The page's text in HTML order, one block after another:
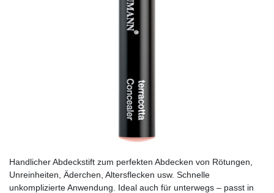
Handlicher Abdeckstift zum perfekten Abdecken von Rötungen,
Unreinheiten, Äderchen, Altersflecken usw. Schnelle
unkomplizierte Anwendung. Ideal auch für unterwegs – passt in